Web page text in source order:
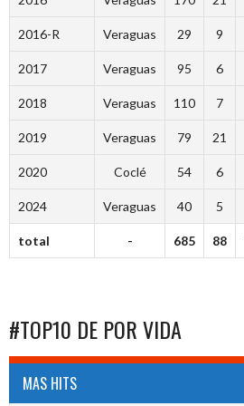
2016-R Veraguas 29 9
2017 Veraguas 95 6
2018 Veraguas 110 7
2019 Veraguas 79 21
2020 Coclé 54 6
2024 Veraguas 40 5
total - 685 88
#TOP10 DE POR VIDA
MAS HITS